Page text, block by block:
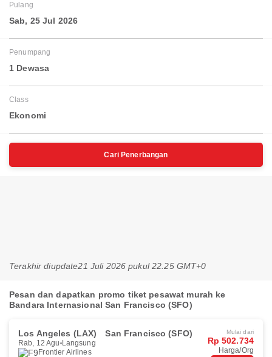
Pulang
Sab, 25 Jul 2026
Penumpang
1 Dewasa
Class
Ekonomi
Cari Penerbangan
Terakhir diupdate21 Juli 2026 pukul 22.25 GMT+0
Pesan dan dapatkan promo tiket pesawat murah ke
Bandara Internasional San Francisco (SFO)
Los Angeles (LAX) San Francisco (SFO)
Rab, 12 Agu Langsung
Frontier Airlines
Mulai dari
Rp 502.734
Harga/Org